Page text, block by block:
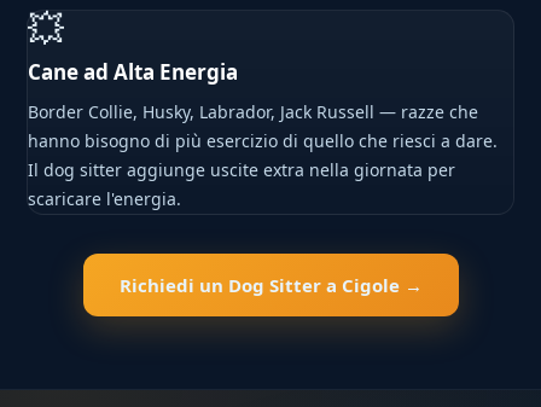
💥
Cane ad Alta Energia
Border Collie, Husky, Labrador, Jack Russell — razze che
hanno bisogno di più esercizio di quello che riesci a dare.
Il dog sitter aggiunge uscite extra nella giornata per
scaricare l'energia.
Richiedi un Dog Sitter a Cigole →